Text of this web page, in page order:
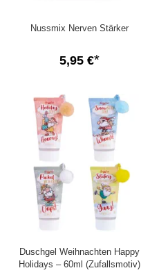
Nussmix Nerven Stärker
5,95 €
Duschgel Weihnachten Happy
Holidays – 60ml (Zufallsmotiv)